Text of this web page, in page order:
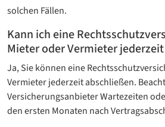
solchen Fällen.
Kann ich eine
Mieter oder Vermieter
Ja, Sie können eine
Vermieter jederzeit abschließen.
Versicherungsanbieter Wartezeiten
den ersten Monaten nach